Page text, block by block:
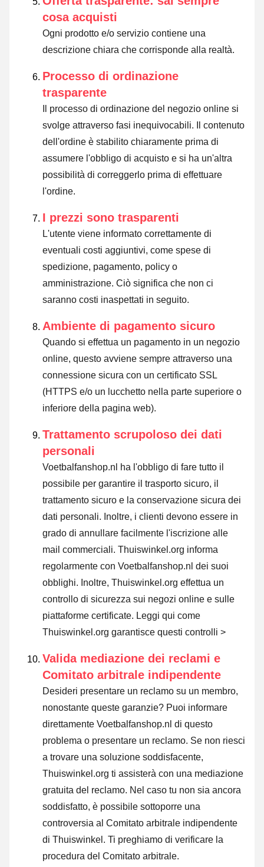
cosa acquisti
Ogni prodotto e/o servizio contiene una
descrizione chiara che corrisponde alla realtà.
Processo di ordinazione
trasparente
Il processo di ordinazione del negozio online si
svolge attraverso fasi inequivocabili. Il contenuto
dell'ordine è stabilito chiaramente prima di
assumere l'obbligo di acquisto e si ha un'altra
possibilità di correggerlo prima di effettuare
l'ordine.
I prezzi sono trasparenti
L'utente viene informato correttamente di
eventuali costi aggiuntivi, come spese di
spedizione, pagamento, policy o
amministrazione. Ciò significa che non ci
saranno costi inaspettati in seguito.
Ambiente di pagamento sicuro
Quando si effettua un pagamento in un negozio
online, questo avviene sempre attraverso una
connessione sicura con un certificato SSL
(HTTPS e/o un lucchetto nella parte superiore o
inferiore della pagina web).
Trattamento scrupoloso dei dati
personali
Voetbalfanshop.nl ha l'obbligo di fare tutto il
possibile per garantire il trasporto sicuro, il
trattamento sicuro e la conservazione sicura dei
dati personali. Inoltre, i clienti devono essere in
grado di annullare facilmente l'iscrizione alle
mail commerciali. Thuiswinkel.org informa
regolarmente con Voetbalfanshop.nl dei suoi
obblighi. Inoltre, Thuiswinkel.org effettua un
controllo di sicurezza sui negozi online e sulle
piattaforme certificate. Leggi qui come
Thuiswinkel.org garantisce questi controlli >
Valida mediazione dei reclami e
Comitato arbitrale indipendente
Desideri presentare un reclamo su un membro,
nonostante queste garanzie? Puoi informare
direttamente Voetbalfanshop.nl di questo
problema o presentare un reclamo. Se non riesci
a trovare una soluzione soddisfacente,
Thuiswinkel.org ti assisterà con una mediazione
gratuita del reclamo. Nel caso tu non sia ancora
soddisfatto, è possibile sottoporre una
controversia al Comitato arbitrale indipendente
di Thuiswinkel. Ti preghiamo di verificare la
procedura del Comitato arbitrale.